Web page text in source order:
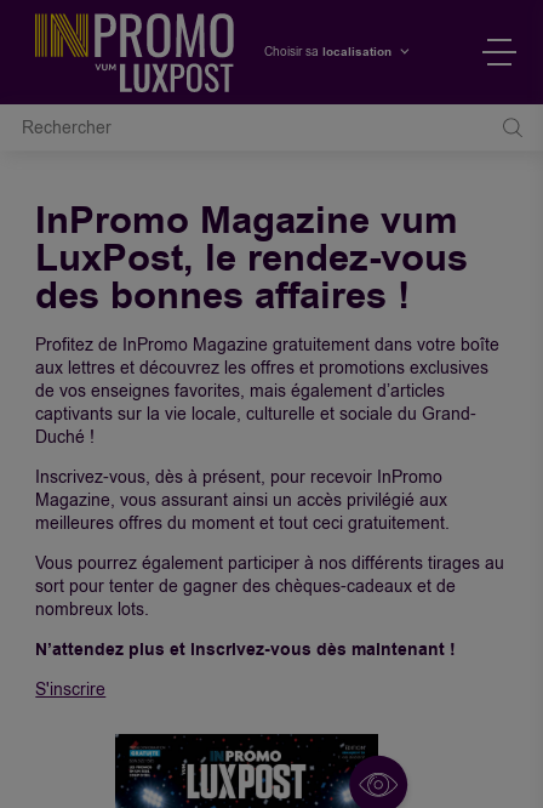
Choisir sa localisation
InPromo Magazine vum
LuxPost, le rendez-vous
des bonnes affaires !
Profitez de InPromo Magazine gratuitement dans votre boîte
aux lettres et découvrez les offres et promotions exclusives
de vos enseignes favorites, mais également d’articles
captivants sur la vie locale, culturelle et sociale du Grand-
Duché !
Inscrivez-vous, dès à présent, pour recevoir InPromo
Magazine, vous assurant ainsi un accès privilégié aux
meilleures offres du moment et tout ceci gratuitement.
Vous pourrez également participer à nos différents tirages au
sort pour tenter de gagner des chèques-cadeaux et de
nombreux lots.
N’attendez plus et inscrivez-vous dès maintenant !
S'inscrire